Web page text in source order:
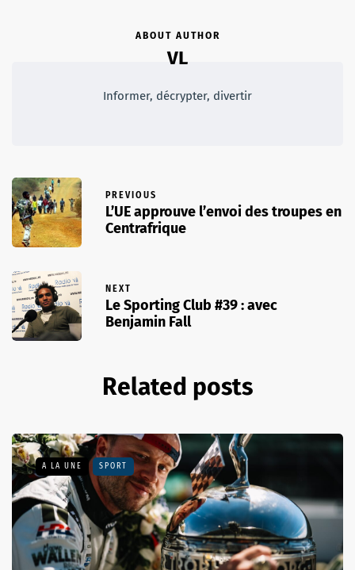
ABOUT AUTHOR
VL
Informer, décrypter, divertir
PREVIOUS
L’UE approuve l’envoi des troupes en
Centrafrique
NEXT
Le Sporting Club #39 : avec
Benjamin Fall
Related posts
A LA UNE SPORT